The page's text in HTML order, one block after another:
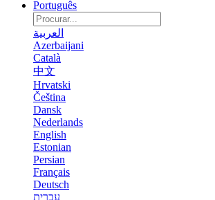
Português
العربية
Azerbaijani
Català
中文
Hrvatski
Čeština
Dansk
Nederlands
English
Estonian
Persian
Français
Deutsch
עברית